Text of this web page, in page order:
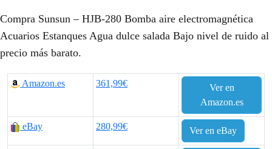
Compra Sunsun – HJB-280 Bomba aire electromagnética
Acuarios Estanques Agua dulce salada Bajo nivel de ruido al
precio más barato.
Amazon.es 361,99€
Ver en
Amazon.es
eBay 280,99€ Ver en eBay